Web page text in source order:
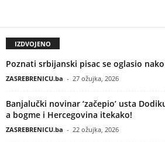
IZDVOJENO
Poznati srbijanski pisac se oglasio
ZASREBRENICU.ba - 27 ožujka, 2026
Banjalučki novinar ‘začepio’ usta
a bogme i Hercegovina itekako!
ZASREBRENICU.ba - 22 ožujka, 2026